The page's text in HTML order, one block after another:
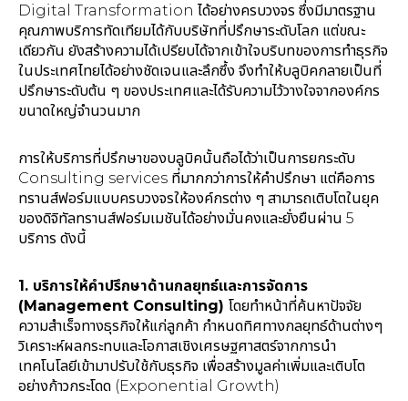
Digital Transformation ได้อย่างครบวงจร ซึ่งมีมาตรฐาน
คุณภาพบริการทัดเทียมได้กับบริษัทที่ปรึกษาระดับโลก แต่ขณะ
เดียวกัน ยังสร้างความได้เปรียบได้จากเข้าใจบริบทของการทำธุรกิจ
ในประเทศไทยได้อย่างชัดเจนและลึกซึ้ง จึงทำให้บลูบิคกลายเป็นที่
ปรึกษาระดับต้น ๆ ของประเทศและได้รับความไว้วางใจจากองค์กร
ขนาดใหญ่จำนวนมาก
การให้บริการที่ปรึกษาของบลูบิคนั้นถือได้ว่าเป็นการยกระดับ
Consulting services ที่มากกว่าการให้คำปรึกษา แต่คือการ
ทรานส์ฟอร์มแบบครบวงจรให้องค์กรต่าง ๆ สามารถเติบโตในยุค
ของดิจิทัลทรานส์ฟอร์มเมชันได้อย่างมั่นคงและยั่งยืนผ่าน 5
บริการ ดังนี้
1. บริการให้คำปรึกษาด้านกลยุทธ์และการจัดการ
(Management Consulting) โดยทำหน้าที่ค้นหาปัจจัย
ความสำเร็จทางธุรกิจให้แก่ลูกค้า กำหนดทิศทางกลยุทธ์ด้านต่างๆ
วิเคราะห์ผลกระทบและโอกาสเชิงเศรษฐศาสตร์จากการนำ
เทคโนโลยีเข้ามาปรับใช้กับธุรกิจ เพื่อสร้างมูลค่าเพิ่มและเติบโต
อย่างก้าวกระโดด (Exponential Growth)